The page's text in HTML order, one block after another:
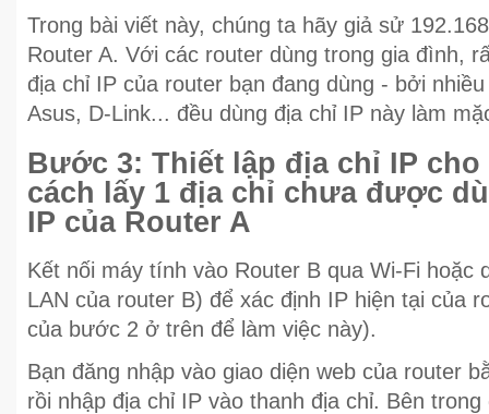
Trong bài viết này, chúng ta hãy giả sử
Router A. Với các router dùng trong gia đình,
địa chỉ IP của router bạn đang dùng - bởi
Asus, D-Link... đều dùng địa chỉ IP này làm
Bước 3: Thiết lập địa chỉ IP
cách lấy 1 địa chỉ chưa được
IP của Router A
Kết nối máy tính vào Router B qua Wi-Fi hoặc
LAN của router B) để xác định IP hiện tại của
của bước 2 ở trên để làm việc này).
Bạn đăng nhập vào giao diện web của router
rồi nhập địa chỉ IP vào thanh địa chỉ. Bên